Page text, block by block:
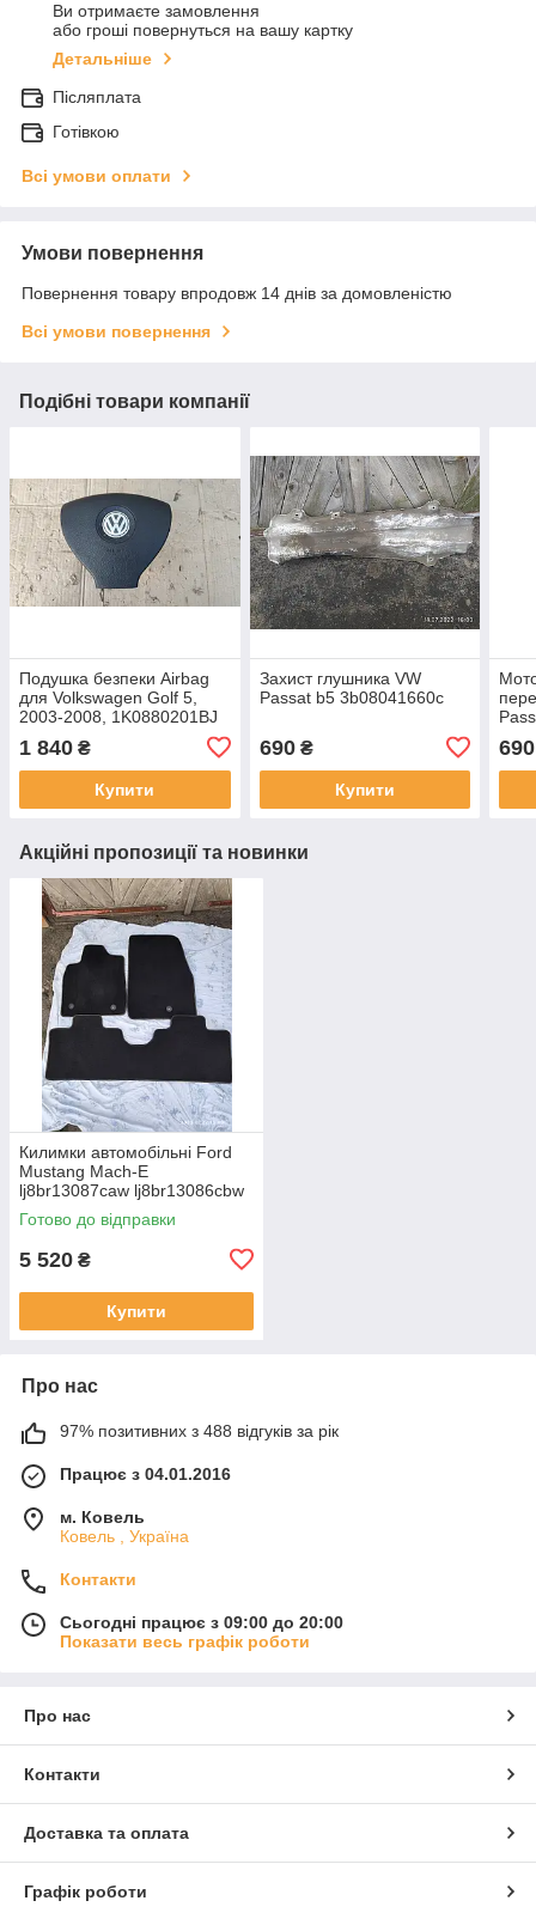
Ви отримаєте замовлення
або гроші повернуться на вашу картку
Детальніше
Післяплата
Готівкою
Всі умови оплати
Умови повернення
Повернення товару впродовж 14 днів за домовленістю
Всі умови повернення
Подібні товари компанії
Подушка безпеки Airbag
для Volkswagen Golf 5,
2003-2008, 1K0880201BJ
1 840 ₴
Купити
Захист глушника VW
Passat b5 3b08041660c
690₴
Купити
690
Акційні пропозиції та новинки
Килимки автомобільні Ford
Mustang Mach-E
lj8br13087caw lj8br13086cbw
lj8br130b40cw
Готово до відправки
5 520 ₴
Купити
Про нас
97% позитивних з 488 відгуків за рік
Працює з 04.01.2016
м. Ковель
Ковель , Україна
Контакти
Сьогодні працює з 09:00 до 20:00
Показати весь графік роботи
Про нас
Контакти
Доставка та оплата
Графік роботи